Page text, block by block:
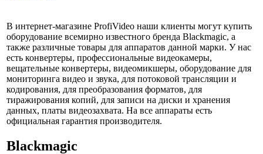
В интернет-магазине ProfiVideo наши клиенты могут купить
оборудование всемирно известного бренда Blackmagic, а
также различные товары для аппаратов данной марки. У нас
есть конвертеры, профессиональные видеокамеры,
вещательные конвертеры, видеомикшеры, оборудование для
мониторинга видео и звука, для потоковой трансляции и
кодирования, для преобразования форматов, для
тиражирования копий, для записи на диски и хранения
данных, платы видеозахвата. На все аппараты есть
официальная гарантия производителя.
Blackmagic